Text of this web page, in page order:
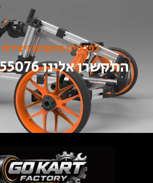
לפרטים נוספים
התקשרו אלינו 052-8455076